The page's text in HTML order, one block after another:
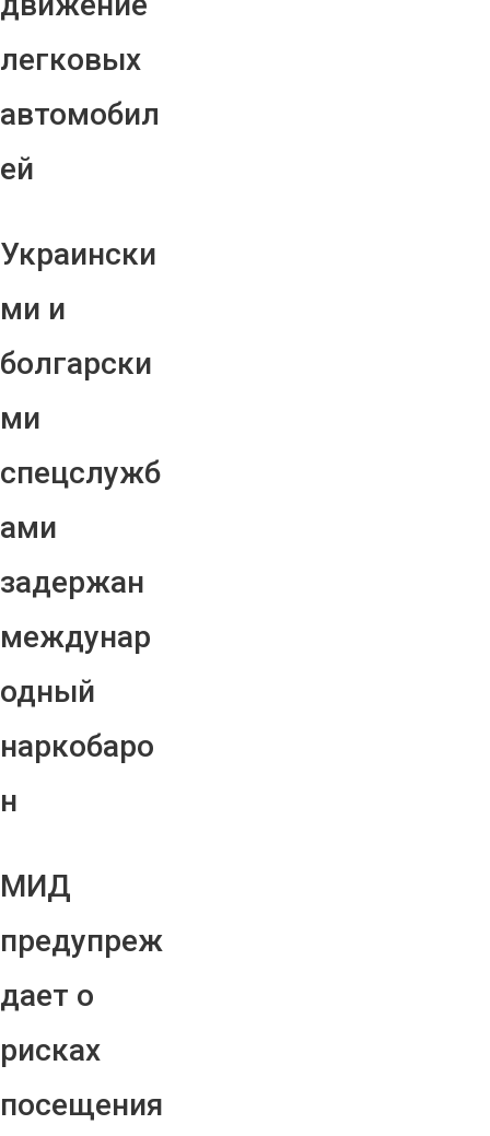
легковых
автомобил
ей
Украински
ми и
болгарски
ми
спецслужб
ами
задержан
междунар
одный
наркобаро
н
МИД
предупреж
дает о
рисках
посещения